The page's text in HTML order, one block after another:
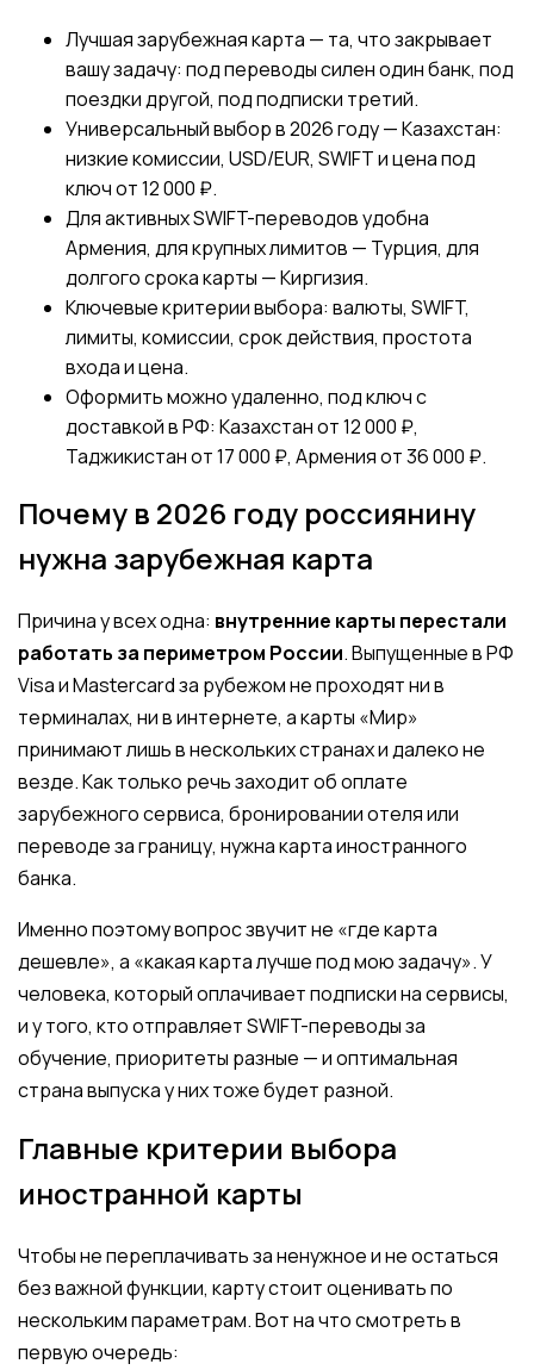
Лучшая зарубежная карта — та, что закрывает
вашу задачу: под переводы силен один банк, под
поездки другой, под подписки третий.
Универсальный выбор в 2026 году — Казахстан:
низкие комиссии, USD/EUR, SWIFT и цена под
ключ от 12 000 ₽.
Для активных SWIFT-переводов удобна
Армения, для крупных лимитов — Турция, для
долгого срока карты — Киргизия.
Ключевые критерии выбора: валюты, SWIFT,
лимиты, комиссии, срок действия, простота
входа и цена.
Оформить можно удаленно, под ключ с
доставкой в РФ: Казахстан от 12 000 ₽,
Таджикистан от 17 000 ₽, Армения от 36 000 ₽.
Почему в 2026 году россиянину
нужна зарубежная карта
Причина у всех одна: внутренние карты перестали
работать за периметром России. Выпущенные в РФ
Visa и Mastercard за рубежом не проходят ни в
терминалах, ни в интернете, а карты «Мир»
принимают лишь в нескольких странах и далеко не
везде. Как только речь заходит об оплате
зарубежного сервиса, бронировании отеля или
переводе за границу, нужна карта иностранного
банка.
Именно поэтому вопрос звучит не «где карта
дешевле», а «какая карта лучше под мою задачу». У
человека, который оплачивает подписки на сервисы,
и у того, кто отправляет SWIFT-переводы за
обучение, приоритеты разные — и оптимальная
страна выпуска у них тоже будет разной.
Главные критерии выбора
иностранной карты
Чтобы не переплачивать за ненужное и не остаться
без важной функции, карту стоит оценивать по
нескольким параметрам. Вот на что смотреть в
первую очередь: